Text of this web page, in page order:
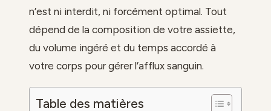
n’est ni interdit, ni forcément optimal. Tout
dépend de la composition de votre assiette,
du volume ingéré et du temps accordé à
votre corps pour gérer l’afflux sanguin.
Table des matières